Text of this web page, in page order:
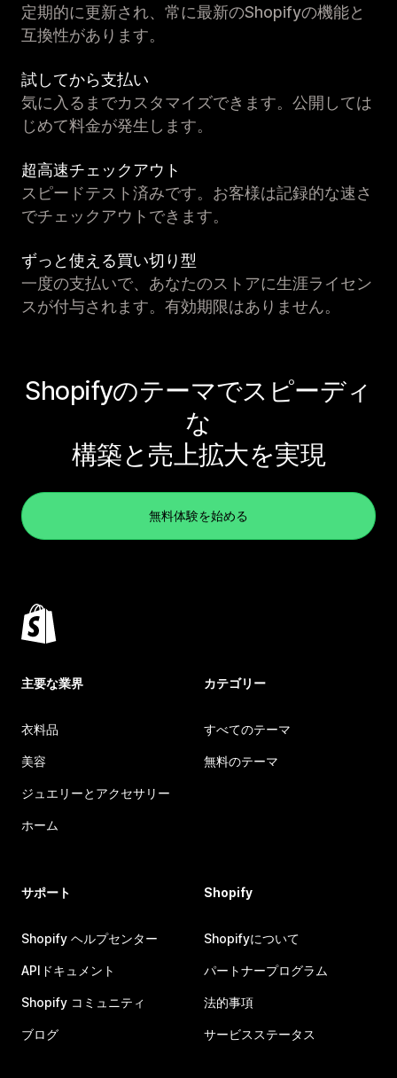
定期的に更新され、常に最新のShopifyの機能と
互換性があります。
試してから支払い
気に入るまでカスタマイズできます。公開しては
じめて料金が発生します。
超高速チェックアウト
スピードテスト済みです。お客様は記録的な速さ
でチェックアウトできます。
ずっと使える買い切り型
一度の支払いで、あなたのストアに生涯ライセン
スが付与されます。有効期限はありません。
Shopifyのテーマでスピーディ
な
構築と売上拡大を実現
無料体験を始める
主要な業界
衣料品
美容
ジュエリーとアクセサリー
ホーム
カテゴリー
すべてのテーマ
無料のテーマ
サポート
Shopify ヘルプセンター
APIドキュメント
Shopify コミュニティ
ブログ
Shopify
Shopifyについて
パートナープログラム
法的事項
サービスステータス